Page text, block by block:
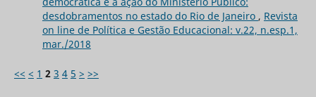
desdobramentos no estado do Rio de Janeiro , Revista
on line de Política e Gestão Educacional: v.22, n.esp.1,
mar./2018
<< < 1 2 3 4 5 > >>